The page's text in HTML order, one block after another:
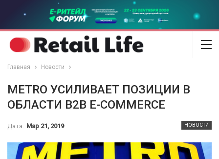
Главная Новости
METRO УСИЛИВАЕТ ПОЗИЦИИ В
ОБЛАСТИ B2B E-COMMERCE
НОВОСТИ
Дата: Мар 21, 2019